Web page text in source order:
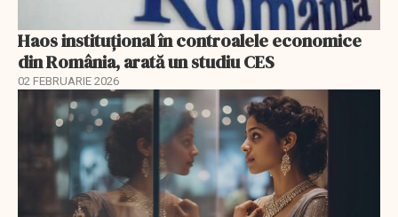
Haos instituțional în controalele economice
din România, arată un studiu CES
02 FEBRUARIE 2026